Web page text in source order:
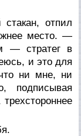
отпил
место. —
— стратег в
и это для
ни мне, ни
подписывая